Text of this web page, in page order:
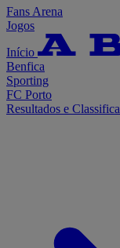
Fans Arena
Jogos
Início
Benfica
Sporting
FC Porto
Resultados e